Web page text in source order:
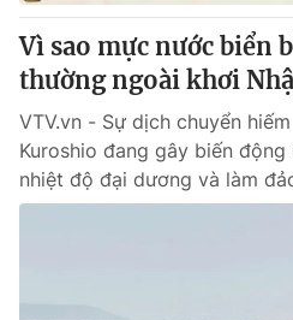
® Cấm sao chép dưới mọi hình
thuận bằng văn bản. Ghi rõ nguồn
thông tin từ website này.
Vì sao mực nước biển
thường ngoài khơi
VTV.vn - Sự dịch chuyển
Kuroshio đang gây biến
nhiệt độ đại dương và làm